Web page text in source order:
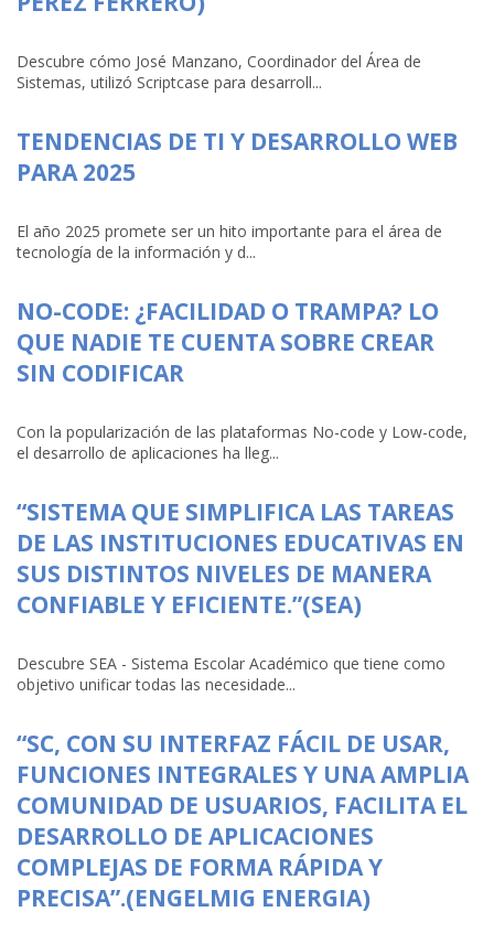
Descubre cómo José Manzano, Coordinador del Área de
Sistemas, utilizó Scriptcase para desarroll...
TENDENCIAS DE TI Y DESARROLLO WEB
PARA 2025
El año 2025 promete ser un hito importante para el área de
tecnología de la información y d...
NO-CODE: ¿FACILIDAD O TRAMPA? LO
QUE NADIE TE CUENTA SOBRE CREAR
SIN CODIFICAR
Con la popularización de las plataformas No-code y Low-code,
el desarrollo de aplicaciones ha lleg...
“SISTEMA QUE SIMPLIFICA LAS TAREAS
DE LAS INSTITUCIONES EDUCATIVAS EN
SUS DISTINTOS NIVELES DE MANERA
CONFIABLE Y EFICIENTE.”(SEA)
Descubre SEA - Sistema Escolar Académico que tiene como
objetivo unificar todas las necesidade...
“SC, CON SU INTERFAZ FÁCIL DE USAR,
FUNCIONES INTEGRALES Y UNA AMPLIA
COMUNIDAD DE USUARIOS, FACILITA EL
DESARROLLO DE APLICACIONES
COMPLEJAS DE FORMA RÁPIDA Y
PRECISA”.(ENGELMIG ENERGIA)